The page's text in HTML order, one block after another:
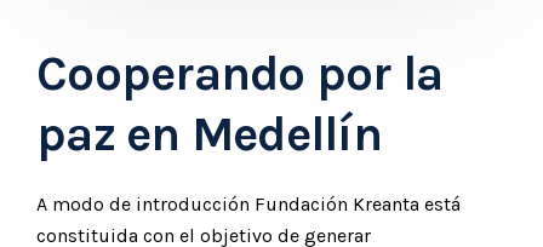
Cooperando por la
paz en Medellín
A modo de introducción Fundación Kreanta está
constituida con el objetivo de generar